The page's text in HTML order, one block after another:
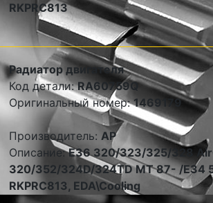
RKPRC813
Радиатор двигателя
Код детали:RA60759Q
Оригинальный номер:1469179
Производитель: AP
Описание:E36 320/323/325/328
320/352/324D/324TD MT 87- /E34
RKPRC813, EDA\Cooling